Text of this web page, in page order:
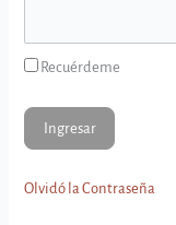
Recuérdeme
Olvidó la Contraseña